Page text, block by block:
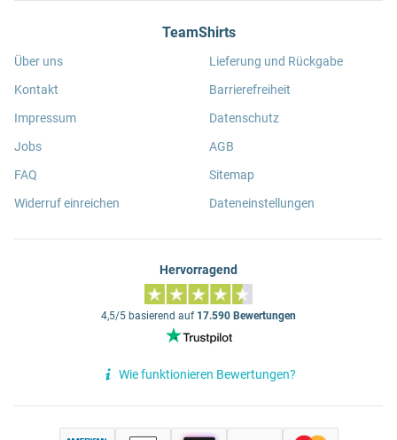
TeamShirts
Über uns
Kontakt
Impressum
Jobs
FAQ
Widerruf einreichen
Lieferung und Rückgabe
Barrierefreiheit
Datenschutz
AGB
Sitemap
Dateneinstellungen
Hervorragend
4,5/5 basierend auf 17.590 Bewertungen
Wie funktionieren Bewertungen?